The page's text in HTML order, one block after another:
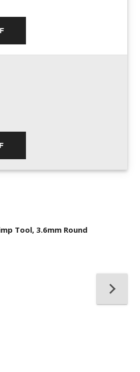
Tool, 3.6mm Round